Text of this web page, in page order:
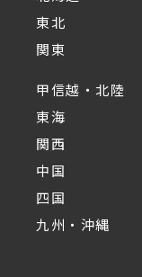
東北
関東
甲信越・北陸
東海
関西
中国
四国
九州・沖縄